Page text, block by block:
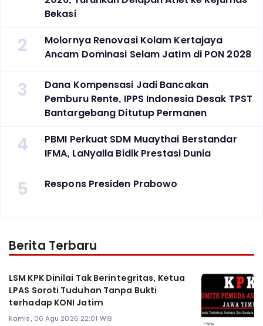
Bekasi
2
Molornya Renovasi Kolam Kertajaya
Ancam Dominasi Selam Jatim di PON 2028
3
Dana Kompensasi Jadi Bancakan
Pemburu Rente, IPPS Indonesia Desak TPST
Bantargebang Ditutup Permanen
4
PBMI Perkuat SDM Muaythai Berstandar
IFMA, LaNyalla Bidik Prestasi Dunia
5 Respons Presiden Prabowo
Berita Terbaru
LSM KPK Dinilai Tak Berintegritas, Ketua
LPAS Soroti Tuduhan Tanpa Bukti
terhadap KONI Jatim
Kamis, 06 Agu 2026 22:01 WIB